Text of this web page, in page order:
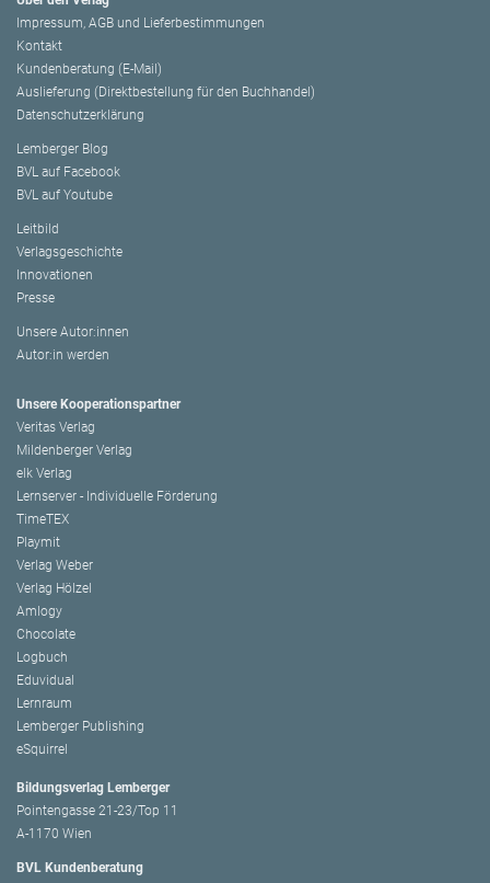
Impressum, AGB und Lieferbestimmungen
Kontakt
Kundenberatung (E-Mail)
Auslieferung (Direktbestellung für den Buchhandel)
Datenschutzerklärung
Lemberger Blog
BVL auf Facebook
BVL auf Youtube
Leitbild
Verlagsgeschichte
Innovationen
Presse
Unsere Autor:innen
Autor:in werden
Unsere Kooperationspartner
Veritas Verlag
Mildenberger Verlag
elk Verlag
Lernserver - Individuelle Förderung
TimeTEX
Playmit
Verlag Weber
Verlag Hölzel
Amlogy
Chocolate
Logbuch
Eduvidual
Lernraum
Lemberger Publishing
eSquirrel
Bildungsverlag Lemberger
Pointengasse 21-23/Top 11
A-1170 Wien
BVL Kundenberatung